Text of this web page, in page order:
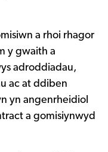
a rhoi rhagor
y gwaith a
adroddiadau,
ac at ddiben
yn angenrheidiol
a gomisiynwyd